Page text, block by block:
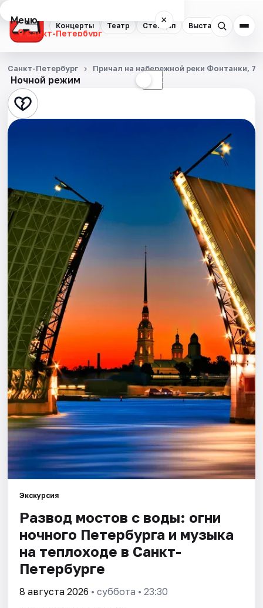
Концерты Театр Стендап Выставки
Меню ×
Санкт-Петербург
Концерты
Театр
Стендап
Экскурсии
Спорт
События
Города
Площадки
Артисты
Рейтинги
Ночной режим ☾
Санкт-Петербург Причал на набережной реки Фонтанки, 71
Экскурсия
Развод мостов с воды: огни
ночного Петербурга и музыка
на теплоходе в Санкт-
Петербурге
8 августа 2026 • суббота • 23:30